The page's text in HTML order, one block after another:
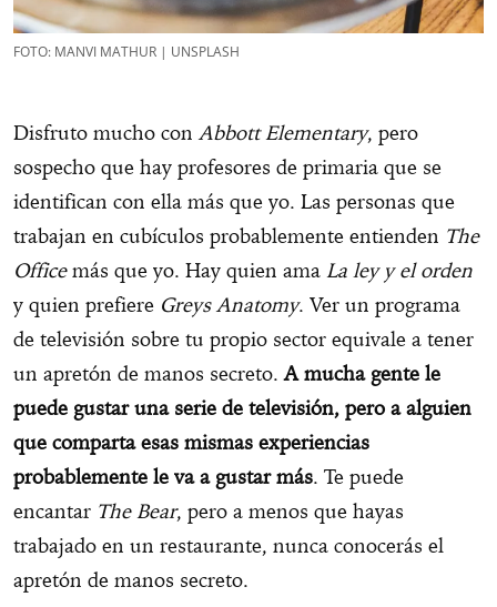
FOTO: MANVI MATHUR | UNSPLASH
Disfruto mucho con Abbott Elementary, pero
sospecho que hay profesores de primaria que se
identifican con ella más que yo. Las personas que
trabajan en cubículos probablemente entienden The
Officemás que yo. Hay quien ama La ley y el orden
y quien prefiere Greys Anatomy. Ver un programa
de televisión sobre tu propio sector equivale a tener
un apretón de manos secreto.A mucha gente le
puede gustar una serie de televisión, pero a alguien
que comparta esas mismas experiencias
probablemente le va a gustar más. Te puede
encantar The Bear, pero a menos que hayas
trabajado en un restaurante, nunca conocerás el
apretón de manos secreto.